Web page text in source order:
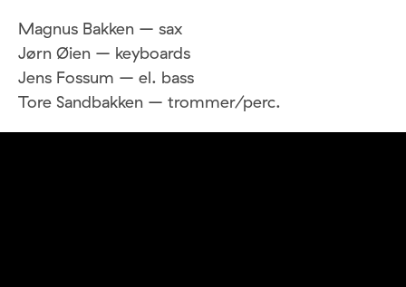
Magnus Bakken – sax
Jørn Øien – keyboards
Jens Fossum – el. bass
Tore Sandbakken – trommer/perc.